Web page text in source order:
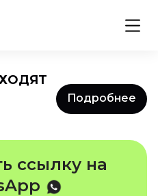
Подробнее
ссылку на